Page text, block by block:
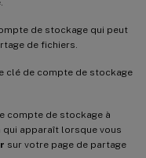
de stockage qui peut
de fichiers.
clé de compte de stockage
compte de stockage à
qui apparaît lorsque vous
sur votre page de partage